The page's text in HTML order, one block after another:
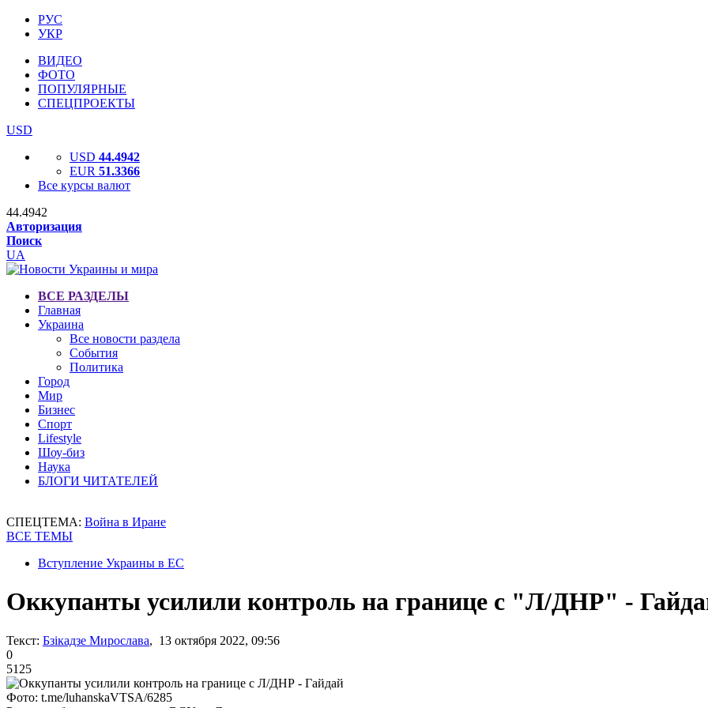
РУС
УКР
ВИДЕО
ФОТО
ПОПУЛЯРНЫЕ
СПЕЦПРОЕКТЫ
USD
USD 44.4942
EUR 51.3366
Все курсы валют
44.4942
Авторизация
Поиск
UA
ВСЕ РАЗДЕЛЫ
Главная
Украина
Все новости раздела
События
Политика
Город
Мир
Бизнес
Спорт
Lifestyle
Шоу-биз
Наука
БЛОГИ ЧИТАТЕЛЕЙ
СПЕЦТЕМА: Война в Иране
ВСЕ ТЕМЫ
Вступление Украины в ЕС
Оккупанты усилили контроль на границе с "Л/ДНР" -
Текст: Бзікадзе Мирослава, 13 октября 2022, 09:56
0
5125
Фото: t.me/luhanskaVTSA/6285